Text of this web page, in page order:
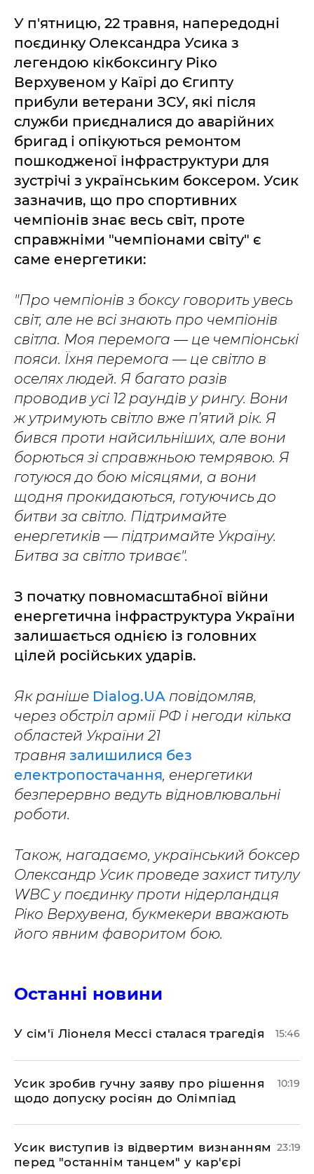
У п'ятницю, 22 травня, напередодні
поєдинку Олександра Усика з
легендою кікбоксингу Ріко
Верхувеном у Каїрі до Єгипту
прибули ветерани ЗСУ, які після
служби приєдналися до аварійних
бригад і опікуються ремонтом
пошкодженої інфраструктури для
зустрічі з українським боксером. Усик
зазначив, що про спортивних
чемпіонів знає весь світ, проте
справжніми "чемпіонами світу" є
саме енергетики:
"Про чемпіонів з боксу говорить увесь
світ, але не всі знають про чемпіонів
світла. Моя перемога — це чемпіонські
пояси. Їхня перемога — це світло в
оселях людей. Я багато разів
проводив усі 12 раундів у рингу. Вони
ж утримують світло вже п’ятий рік. Я
бився проти найсильніших, але вони
борються зі справжньою темрявою. Я
готуюся до бою місяцями, а вони
щодня прокидаються, готуючись до
битви за світло. Підтримайте
енергетиків — підтримайте Україну.
Битва за світло триває".
З початку повномасштабної війни
енергетична інфраструктура України
залишається однією із головних
цілей російських ударів.
Як раніше Dialog.UA повідомляв,
через обстріл армії РФ і негоди кілька
областей України 21
травня залишилися без
електропостачання, енергетики
безперервно ведуть відновлювальні
роботи.
Також, нагадаємо, український боксер
Олександр Усик проведе захист титулу
WBC у поєдинку проти нідерландця
Ріко Верхувена, букмекери вважають
його явним фаворитом бою.
Останні новини
У сім'ї Ліонеля Мессі сталася трагедія 15:46
Усик зробив гучну заяву про рішення
щодо допуску росіян до Олімпіад
10:19
​Усик виступив із відвертим визнанням
перед "останнім танцем" у кар'єрі
23:19